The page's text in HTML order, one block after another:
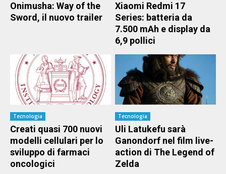
Onimusha: Way of the
Sword, il nuovo trailer
Xiaomi Redmi 17
Series: batteria da
7.500 mAh e display da
6,9 pollici
Tecnologia
Creati quasi 700 nuovi
modelli cellulari per lo
sviluppo di farmaci
oncologici
Tecnologia
Uli Latukefu sarà
Ganondorf nel film live-
action di The Legend of
Zelda